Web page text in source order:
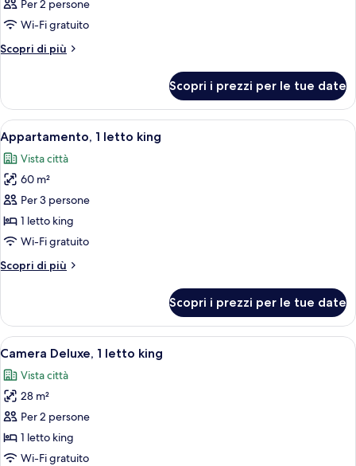
Per 2 persone
Wi-Fi gratuito
Scopri di più
Altri
Scopri i prezzi per le tue date
Apri
tutte
le
foto
per
Appartamento,
1
king
Una camera d'albergo con un letto
6
Appartamento, 1 letto king
Vista città
60 m²
Per 3 persone
1 letto king
Wi-Fi gratuito
Scopri di più
Altri
1
letto
king
Scopri i prezzi per le tue date
Apri
tutte
le
foto
per
Camera
Deluxe,
Una camera d'albergo con un letto
7
Camera Deluxe, 1 letto king
Vista città
28 m²
Per 2 persone
1 letto king
Wi-Fi gratuito